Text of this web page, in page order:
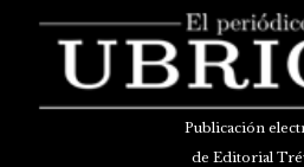
Publicación
de Editorial